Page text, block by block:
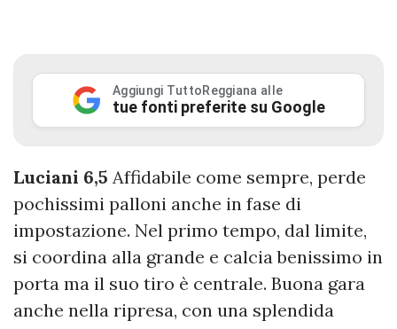
Aggiungi TuttoReggiana alle
tue fonti preferite su Google
Luciani 6,5 Affidabile come sempre, perde
pochissimi palloni anche in fase di
impostazione. Nel primo tempo, dal limite,
si coordina alla grande e calcia benissimo in
porta ma il suo tiro è centrale. Buona gara
anche nella ripresa, con una splendida